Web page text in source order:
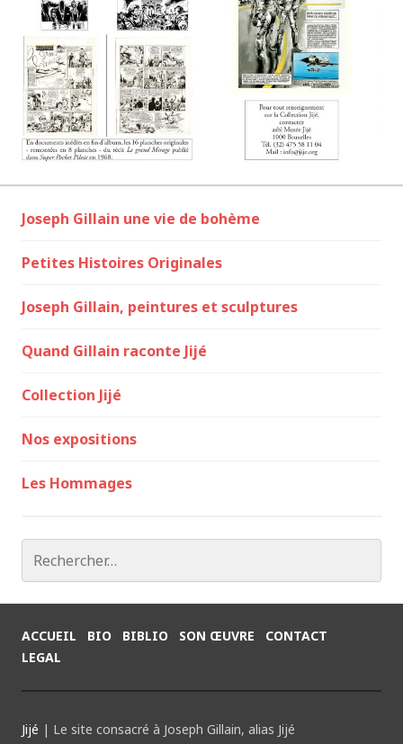
Joseph Gillain une vie de bohème
Petites Histoires Originales
Joseph Gillain, peintures et sculptures
Quand Gillain raconte Jijé
Collection Jijé
Nos expositions
Les Hommages
ACCUEIL BIO BIBLIO SON ŒUVRE
CONTACT
LEGAL
Jijé | Le site consacré à Joseph Gillain, alias Jijé